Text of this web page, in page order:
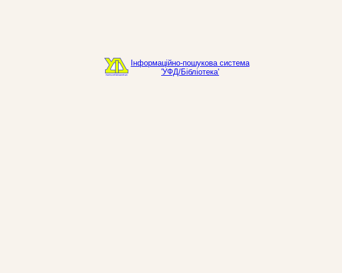
Інформаційно-пошукова система
'УФД/Бібліотека'